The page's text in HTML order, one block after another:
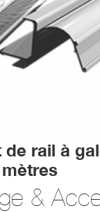
de rail à
&